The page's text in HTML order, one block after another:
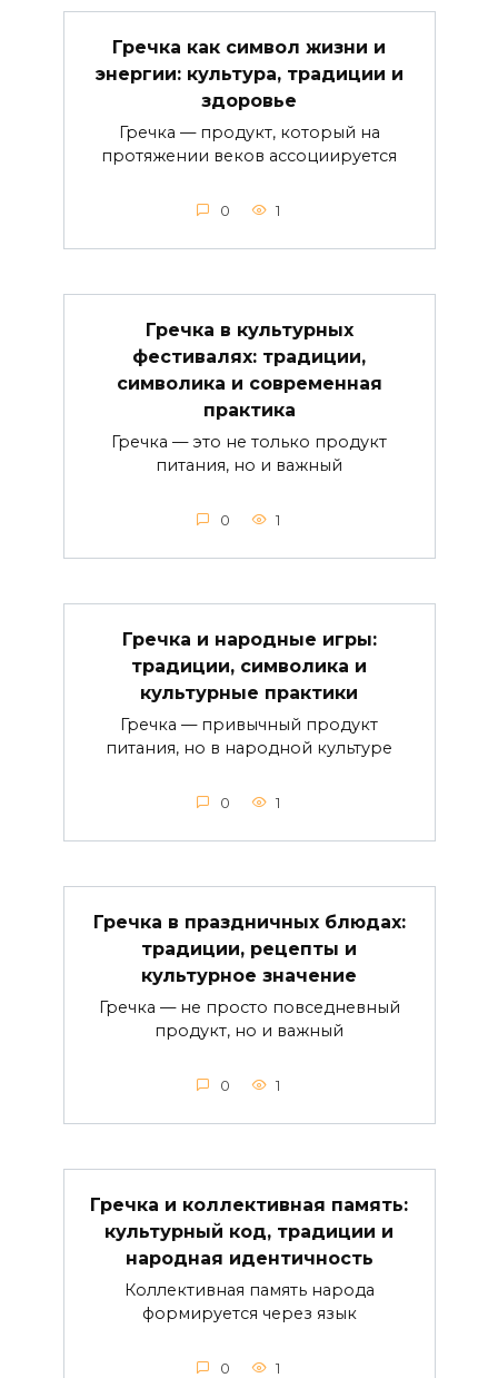
Гречка как символ жизни и
энергии: культура, традиции и
здоровье
Гречка — продукт, который на
протяжении веков ассоциируется
0 1
Гречка в культурных
фестивалях: традиции,
символика и современная
практика
Гречка — это не только продукт
питания, но и важный
0 1
Гречка и народные игры:
традиции, символика и
культурные практики
Гречка — привычный продукт
питания, но в народной культуре
0 1
Гречка в праздничных блюдах:
традиции, рецепты и
культурное значение
Гречка — не просто повседневный
продукт, но и важный
0 1
Гречка и коллективная память:
культурный код, традиции и
народная идентичность
Коллективная память народа
формируется через язык
0 1